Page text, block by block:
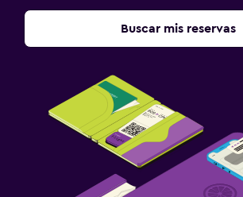
Buscar mis reservas